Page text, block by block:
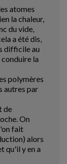
atomes
la chaleur,
du vide,
a été dis,
difficile au
la
polymères
autres par
de
On
fait
alors
qu'il y en a